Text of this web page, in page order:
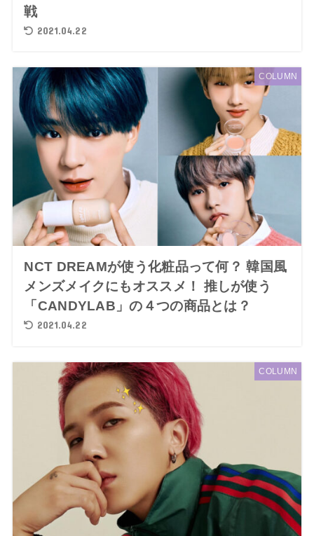
戦
2021.04.22
COLUMN
NCT DREAMが使う化粧品って何？ 韓国風
メンズメイクにもオススメ！ 推しが使う
「CANDYLAB」の４つの商品とは？
2021.04.22
COLUMN